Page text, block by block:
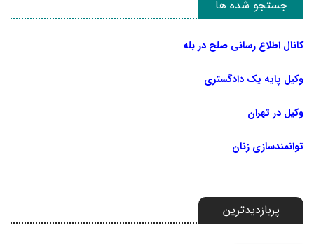
جستجو شده ها
کانال اطلاع رسانی صلح در بله
وکیل پایه یک دادگستری
وکیل در تهران
توانمندسازی زنان
پربازدیدترین